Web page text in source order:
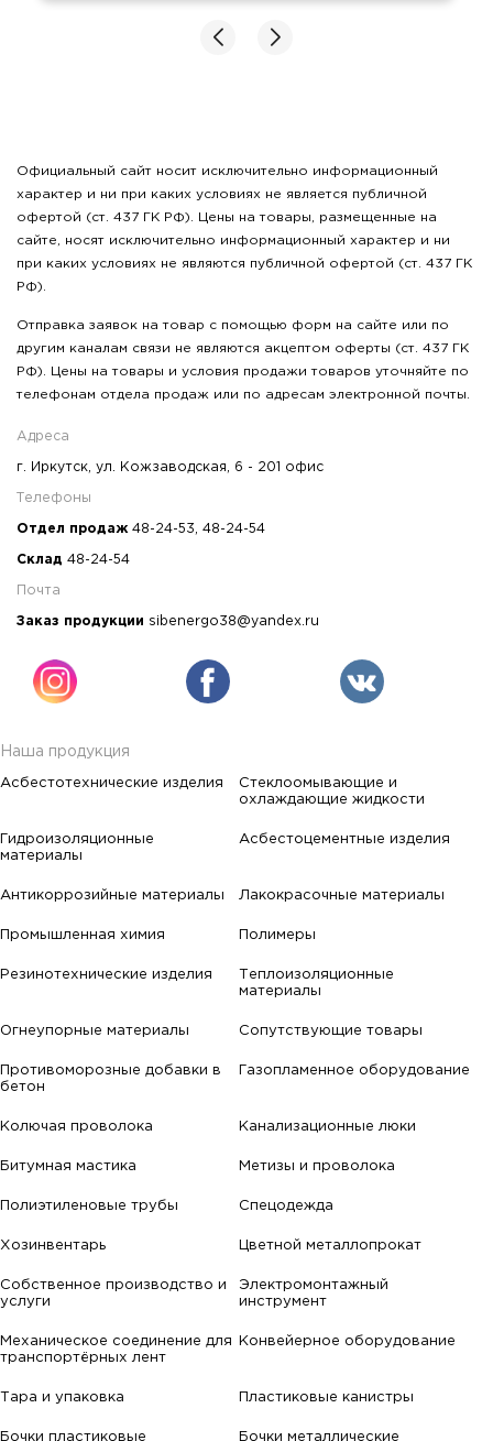
Официальный сайт носит исключительно информационный
характер и ни при каких условиях не является публичной
офертой (ст. 437 ГК РФ). Цены на товары, размещенные на
сайте, носят исключительно информационный характер и ни
при каких условиях не являются публичной офертой (ст. 437 ГК
РФ).
Отправка заявок на товар с помощью форм на сайте или по
другим каналам связи не являются акцептом оферты (ст. 437 ГК
РФ). Цены на товары и условия продажи товаров уточняйте по
телефонам отдела продаж или по адресам электронной почты.
Адреса
г. Иркутск, ул. Кожзаводская, 6 - 201 офис
Телефоны
Отдел продаж 48-24-53 48-24-54
Склад 48-24-54
Почта
Заказ продукции sibenergo38@yandex.ru
Наша продукция
Асбестотехнические изделия
Стеклоомывающие и
охлаждающие жидкости
Гидроизоляционные
материалы
Асбестоцементные изделия
Антикоррозийные материалы Лакокрасочные материалы
Промышленная химия Полимеры
Резинотехнические изделия
Теплоизоляционные
материалы
Огнеупорные материалы Сопутствующие товары
Противоморозные добавки в
бетон
Газопламенное оборудование
Колючая проволока Канализационные люки
Битумная мастика Метизы и проволока
Полиэтиленовые трубы Спецодежда
Хозинвентарь Цветной металлопрокат
Собственное производство и
услуги
Электромонтажный
инструмент
Механическое соединение для
транспортёрных лент
Конвейерное оборудование
Тара и упаковка Пластиковые канистры
Бочки пластиковые Бочки металлические